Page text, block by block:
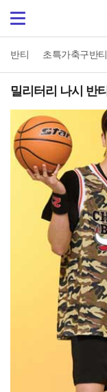
Toggle
navigation
반티 초특가축구반티
밀리터리 나시 반티